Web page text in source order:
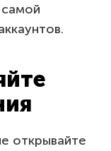
открывайте